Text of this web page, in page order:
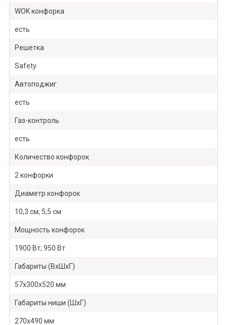
WOK конфорка
есть
Решетка
Safety
Автоподжиг
есть
Газ-контроль
есть
Количество конфорок
2 конфорки
Диаметр конфорок
10,3 см; 5,5 см
Мощность конфорок
1900 Вт; 950 Вт
Габариты (ВхШхГ)
57х300х520 мм
Габариты ниши (ШхГ)
270х490 мм